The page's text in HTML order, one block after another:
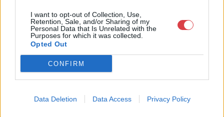
I want to opt-out of Collection, Use,
Retention, Sale, and/or Sharing of my
Personal Data that Is Unrelated with the
Purposes for which it was collected.
Opted Out
CONFIRM
Data Deletion Data Access Privacy Policy
KAPCSOLÓDÓ MŰTÁRGYAK